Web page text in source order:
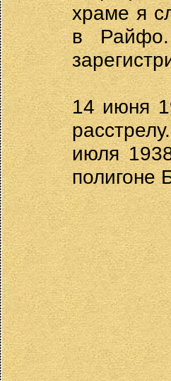
храме я
в
14 июня
июля
полигоне